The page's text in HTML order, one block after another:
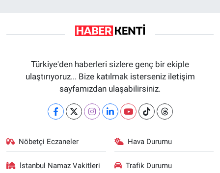
Türkiye'den haberleri sizlere genç bir ekiple
ulaştırıyoruz... Bize katılmak isterseniz iletişim
sayfamızdan ulaşabilirsiniz.
Nöbetçi Eczaneler Hava Durumu
İstanbul Namaz Vakitleri Trafik Durumu